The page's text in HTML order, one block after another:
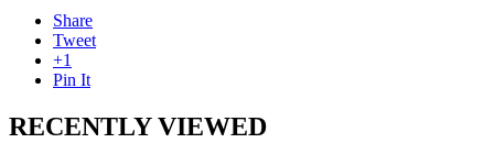
Share
Tweet
+1
Pin It
RECENTLY VIEWED